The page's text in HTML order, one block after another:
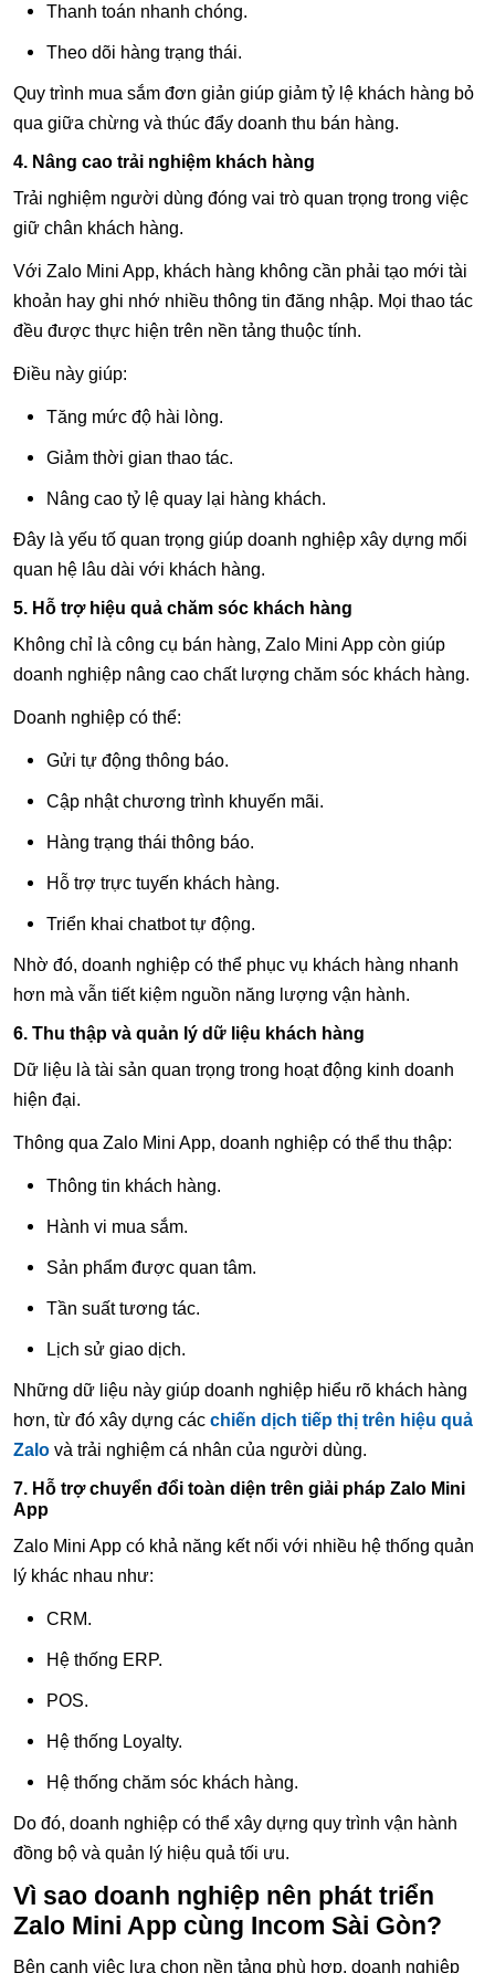
Thanh toán nhanh chóng.
Theo dõi hàng trạng thái.
Quy trình mua sắm đơn giản giúp giảm tỷ lệ khách hàng bỏ
qua giữa chừng và thúc đẩy doanh thu bán hàng.
4. Nâng cao trải nghiệm khách hàng
Trải nghiệm người dùng đóng vai trò quan trọng trong việc
giữ chân khách hàng.
Với Zalo Mini App, khách hàng không cần phải tạo mới tài
khoản hay ghi nhớ nhiều thông tin đăng nhập. Mọi thao tác
đều được thực hiện trên nền tảng thuộc tính.
Điều này giúp:
Tăng mức độ hài lòng.
Giảm thời gian thao tác.
Nâng cao tỷ lệ quay lại hàng khách.
Đây là yếu tố quan trọng giúp doanh nghiệp xây dựng mối
quan hệ lâu dài với khách hàng.
5. Hỗ trợ hiệu quả chăm sóc khách hàng
Không chỉ là công cụ bán hàng, Zalo Mini App còn giúp
doanh nghiệp nâng cao chất lượng chăm sóc khách hàng.
Doanh nghiệp có thể:
Gửi tự động thông báo.
Cập nhật chương trình khuyến mãi.
Hàng trạng thái thông báo.
Hỗ trợ trực tuyến khách hàng.
Triển khai chatbot tự động.
Nhờ đó, doanh nghiệp có thể phục vụ khách hàng nhanh
hơn mà vẫn tiết kiệm nguồn năng lượng vận hành.
6. Thu thập và quản lý dữ liệu khách hàng
Dữ liệu là tài sản quan trọng trong hoạt động kinh doanh
hiện đại.
Thông qua Zalo Mini App, doanh nghiệp có thể thu thập:
Thông tin khách hàng.
Hành vi mua sắm.
Sản phẩm được quan tâm.
Tần suất tương tác.
Lịch sử giao dịch.
Những dữ liệu này giúp doanh nghiệp hiểu rõ khách hàng
hơn, từ đó xây dựng các chiến dịch tiếp thị trên hiệu quả
Zalo và trải nghiệm cá nhân của người dùng.
7. Hỗ trợ chuyển đổi toàn diện trên giải pháp Zalo Mini
App
Zalo Mini App có khả năng kết nối với nhiều hệ thống quản
lý khác nhau như:
CRM.
Hệ thống ERP.
POS.
Hệ thống Loyalty.
Hệ thống chăm sóc khách hàng.
Do đó, doanh nghiệp có thể xây dựng quy trình vận hành
đồng bộ và quản lý hiệu quả tối ưu.
Vì sao doanh nghiệp nên phát triển
Zalo Mini App cùng Incom Sài Gòn?
Bên cạnh việc lựa chọn nền tảng phù hợp, doanh nghiệp